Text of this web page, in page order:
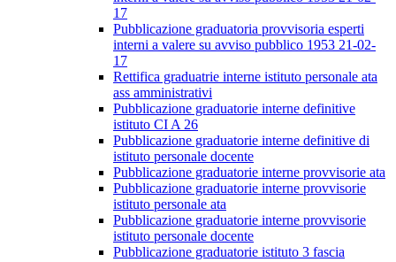
17
Pubblicazione graduatoria provvisoria esperti
interni a valere su avviso pubblico 1953 21-02-
17
Rettifica graduatrie interne istituto personale ata
ass amministrativi
Pubblicazione graduatorie interne definitive
istituto CI A 26
Pubblicazione graduatorie interne definitive di
istituto personale docente
Pubblicazione graduatorie interne provvisorie ata
Pubblicazione graduatorie interne provvisorie
istituto personale ata
Pubblicazione graduatorie interne provvisorie
istituto personale docente
Pubblicazione graduatorie istituto 3 fascia